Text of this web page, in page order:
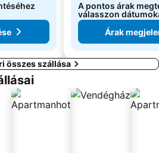
A pontos árak
válasszon
Árak
összes szállása